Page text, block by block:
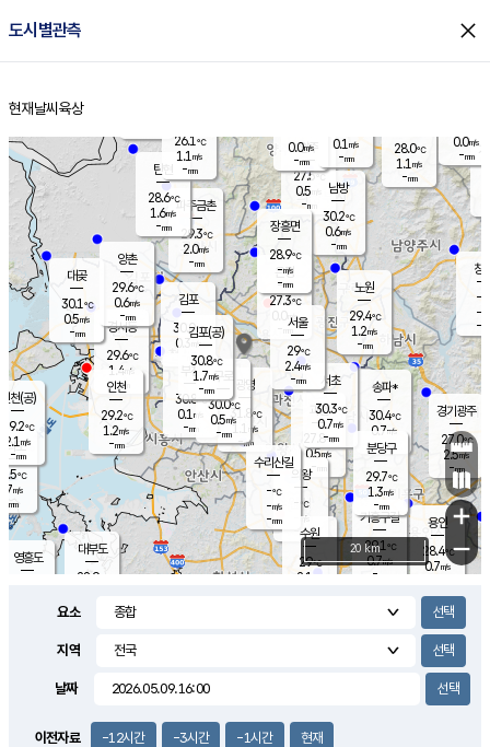
도시별관측 close
홈
현재날씨 육상
의도
℃
m/s
mm
영흥도
양주
27.5℃
0.5
-mm
과천
27.8℃
0.5m/s
- mm
용인
28.4℃
0.7m/s
경기광주
27.0℃
2.5m/s
-mm
2.1m/s
대부도
28.9
경서동
29.6℃
1.4 m/s
-mm
파주금촌
29.3℃
2.0m/s
-mm
28.0℃
1.1 m/s
-mm
대곶
30.1℃
0.5m/s
-mm
창
-
-m/
-
탄현
28.6℃
1.6m/s
-mm
0.0m/s
-mm
의왕
- ℃
m/s
mm
김포
30.0℃
0.3 m/s
mm
광명
31.8 ℃
1.1 m/s
-mm
부천
30.8℃
0.1 m/s
-mm
양촌
29.6℃
0.6m/s
-mm
구로
30.0℃
0.5m/s
-mm
은평
27.3℃
0.0 m/s
- mm
노원
29.4℃
1.2m/s
-mm
송파*
30.4℃
0.7m/s
-mm
서초
30.3℃
0.7m/s
-mm
남방
30.2℃
0.6m/s
-mm
기흥구갈
29.1℃
0.7m/s
-
수리산길
-℃
-m/s
-mm
분당구
29.7℃
1.3m/s
-mm
장흥면
28.9℃
-m/s
-mm
0.0m/s
-mm
인천(공)
29.2℃
2.1 m/s
-mm
김포(공)
30.8℃
1.7m/s
-mm
수원
29℃
2.1 m/s
인천
29.2℃
1.2m/s
-mm
서울
29℃
2.4m/s
-mm
26.1℃
1.1 m/s
-mm
0.1 m/s
-mm
+
−
20 km
요소
지역
날짜
이전자료 -12시간 -3시간 -1시간 현재